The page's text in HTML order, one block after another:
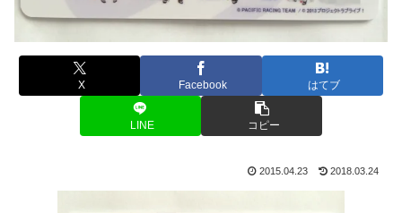
X Facebook はてブ
LINE コピー
2015.04.23 2018.03.24